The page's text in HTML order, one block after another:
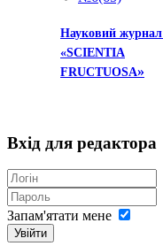
Науковий журнал
«SCIENTIA
FRUCTUOSA»
Вхід для редактора
Запам'ятати мене
Увійти